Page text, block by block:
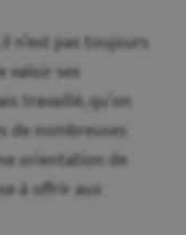
n’est pas toujours
valoir ses
travaillé, qu’on
de nombreuses
orientation de
à offrir aux